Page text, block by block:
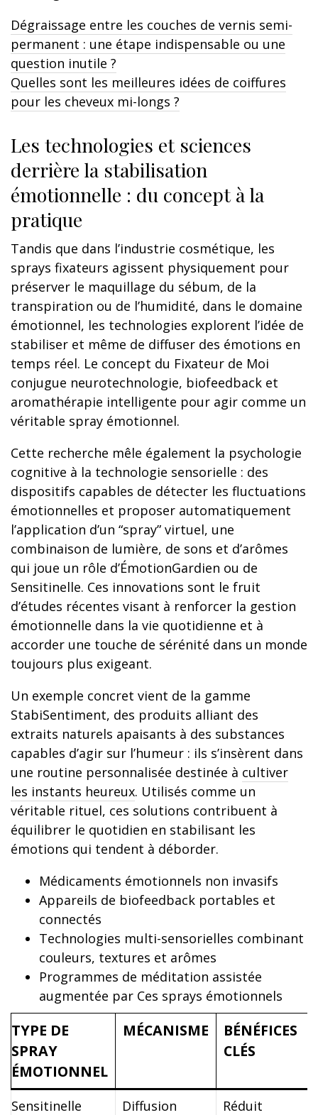
Dégraissage entre les couches de vernis semi-
permanent : une étape indispensable ou une
question inutile ?
Quelles sont les meilleures idées de coiffures
pour les cheveux mi-longs ?
Les technologies et sciences
derrière la stabilisation
émotionnelle : du concept à la
pratique
Tandis que dans l’industrie cosmétique, les
sprays fixateurs agissent physiquement pour
préserver le maquillage du sébum, de la
transpiration ou de l’humidité, dans le domaine
émotionnel, les technologies explorent l’idée de
stabiliser et même de diffuser des émotions en
temps réel. Le concept du Fixateur de Moi
conjugue neurotechnologie, biofeedback et
aromathérapie intelligente pour agir comme un
véritable spray émotionnel.
Cette recherche mêle également la psychologie
cognitive à la technologie sensorielle : des
dispositifs capables de détecter les fluctuations
émotionnelles et proposer automatiquement
l’application d’un “spray” virtuel, une
combinaison de lumière, de sons et d’arômes
qui joue un rôle d’ÉmotionGardien ou de
Sensitinelle. Ces innovations sont le fruit
d’études récentes visant à renforcer la gestion
émotionnelle dans la vie quotidienne et à
accorder une touche de sérénité dans un monde
toujours plus exigeant.
Un exemple concret vient de la gamme
StabiSentiment, des produits alliant des
extraits naturels apaisants à des substances
capables d’agir sur l’humeur : ils s’insèrent dans
une routine personnalisée destinée à cultiver
les instants heureux. Utilisés comme un
véritable rituel, ces solutions contribuent à
équilibrer le quotidien en stabilisant les
émotions qui tendent à déborder.
Médicaments émotionnels non invasifs
Appareils de biofeedback portables et
connectés
Technologies multi-sensorielles combinant
couleurs, textures et arômes
Programmes de méditation assistée
augmentée par Ces sprays émotionnels
TYPE DE
SPRAY
ÉMOTIONNEL
MÉCANISME
BÉNÉFICES
CLÉS
Sensitinelle
Diffusion
Réduit